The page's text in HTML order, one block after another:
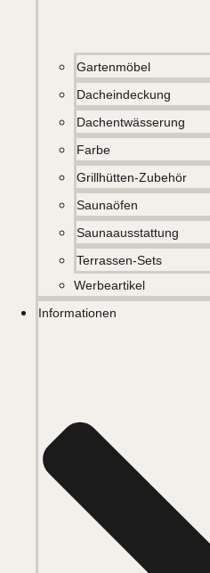
Gartenmöbel
Dacheindeckung
Dachentwässerung
Farbe
Grillhütten-Zubehör
Saunaöfen
Saunaausstattung
Terrassen-Sets
Werbeartikel
Informationen